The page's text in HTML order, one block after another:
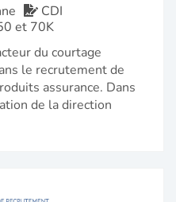
CDI
et 70K
du courtage
le recrutement de
assurance. Dans
de la direction